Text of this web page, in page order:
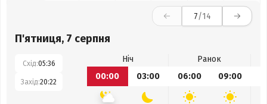
7/14
П'ятниця, 7 серпня
Схід:05:36
Захід:20:22
Ніч
Ранок
00:00
03:00 06:00 09:00